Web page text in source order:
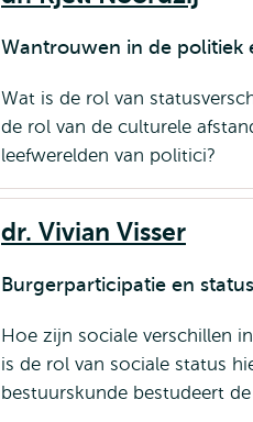
Wantrouwen in de politiek
Wat is de rol van
de rol van de culturele
leefwerelden van politici?
dr. Vivian Visser
Burgerparticipatie en
Hoe zijn sociale verschillen
is de rol van sociale status
bestuurskunde bestudeert